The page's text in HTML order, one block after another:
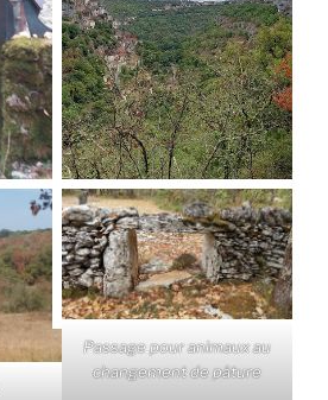
Passage pour animaux au
changement de pâture